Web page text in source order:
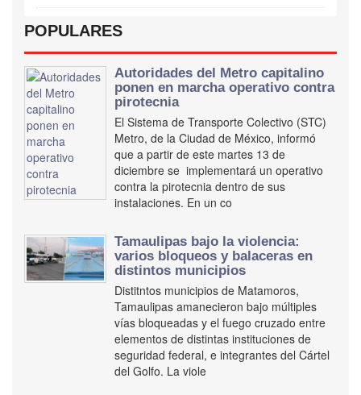
POPULARES
Autoridades del Metro capitalino
ponen en marcha operativo contra
pirotecnia
El Sistema de Transporte Colectivo (STC)
Metro, de la Ciudad de México, informó
que a partir de este martes 13 de
diciembre se implementará un operativo
contra la pirotecnia dentro de sus
instalaciones. En un co
Tamaulipas bajo la violencia:
varios bloqueos y balaceras en
distintos municipios
Distitntos municipios de Matamoros,
Tamaulipas amanecieron bajo múltiples
vías bloqueadas y el fuego cruzado entre
elementos de distintas instituciones de
seguridad federal, e integrantes del Cártel
del Golfo. La viole